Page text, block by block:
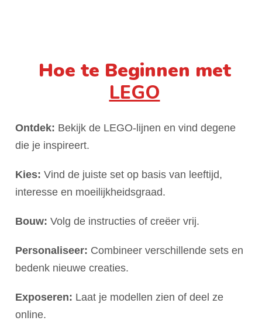
Hoe te Beginnen met
LEGO
Ontdek: Bekijk de LEGO-lijnen en vind degene
die je inspireert.
Kies: Vind de juiste set op basis van leeftijd,
interesse en moeilijkheidsgraad.
Bouw: Volg de instructies of creëer vrij.
Personaliseer: Combineer verschillende sets en
bedenk nieuwe creaties.
Exposeren: Laat je modellen zien of deel ze
online.